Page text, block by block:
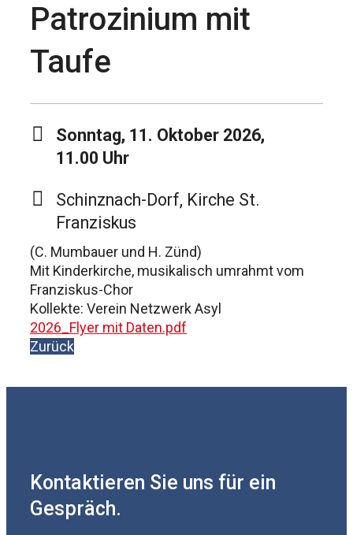
Patrozinium mit
Taufe
Sonntag, 11. Oktober 2026,
11.00 Uhr
Schinznach-Dorf, Kirche St.
Franziskus
(C. Mumbauer und H. Zünd)
Mit Kinderkirche, musikalisch umrahmt vom
Franziskus-Chor
Kollekte: Verein Netzwerk Asyl
2026_Flyer mit Daten.pdf
Zurück
Kontaktieren Sie uns für ein
Gespräch.